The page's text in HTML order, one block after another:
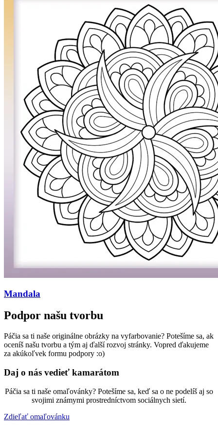
Mandala
Podpor našu tvorbu
Páčia sa ti naše originálne obrázky na vyfarbovanie? Potešíme sa, ak
oceníš našu tvorbu a tým aj ďalší rozvoj stránky. Vopred ďakujeme
za akúkoľvek formu podpory :o)
Daj o nás vedieť kamarátom
Páčia sa ti naše omaľovánky? Potešíme sa, keď sa o ne podelíš aj so
svojimi známymi prostredníctvom sociálnych sietí.
Zdieľať omaľovánku